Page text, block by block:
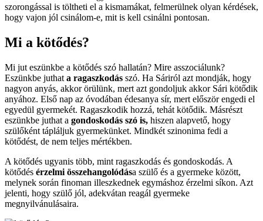
szorongással is töltheti el a kismamákat, felmerülnek olyan kérdések,
hogy vajon jól csinálom-e, mit is kell csinálni pontosan.
Mi a kötődés?
Mi jut eszünkbe a kötődés szó hallatán? Mire asszociálunk?
Eszünkbe juthat a ragaszkodás szó. Ha Sáriról azt mondják, hogy
nagyon anyás, akkor örülünk, mert azt gondoljuk akkor Sári kötődik
anyához. Első nap az óvodában édesanya sír, mert először engedi el
egyedül gyermekét. Ragaszkodik hozzá, tehát kötődik. Másrészt
eszünkbe juthat a gondoskodás szó is, hiszen alapvető, hogy
szülőként tápláljuk gyermekünket. Mindkét szinonima fedi a
kötődést, de nem teljes mértékben.
A kötődés ugyanis több, mint ragaszkodás és gondoskodás. A
kötődés érzelmi összehangolódása szülő és a gyermeke között,
melynek során finoman illeszkednek egymáshoz érzelmi síkon. Azt
jelenti, hogy szülő jól, adekvátan reagál gyermeke
megnyilvánulásaira.